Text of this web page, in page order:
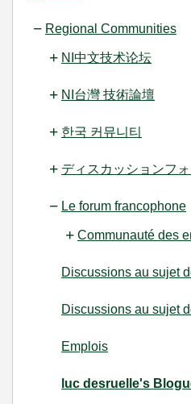
Regional Communities
NI中文技术论坛
NI台灣 技術論壇
한국 커뮤니티
ディスカッションフ
Le forum francophone
Communauté des
Discussions au sujet
Discussions au sujet
Emplois
luc desruelle's